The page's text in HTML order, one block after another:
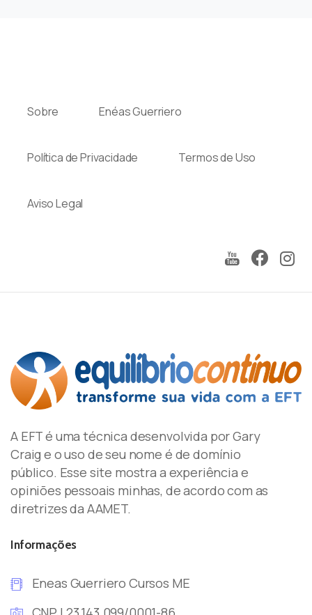
Sobre Enéas Guerriero
Política de Privacidade Termos de Uso
Aviso Legal
A EFT é uma técnica desenvolvida por Gary
Craig e o uso de seu nome é de domínio
público. Esse site mostra a experiência e
opiniões pessoais minhas, de acordo com as
diretrizes da AAMET.
Informações
Eneas Guerriero Cursos ME